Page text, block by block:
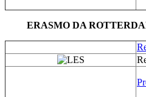
ERASMO DA